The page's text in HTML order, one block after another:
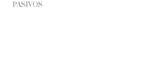
PASIVOS